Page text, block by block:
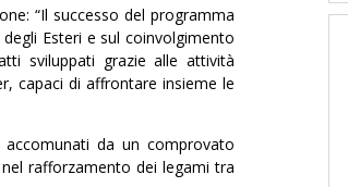
“Il successo del programma
Esteri e sul coinvolgimento
sviluppati grazie alle attività
capaci di affrontare insieme le
da un comprovato
rafforzamento dei legami tra